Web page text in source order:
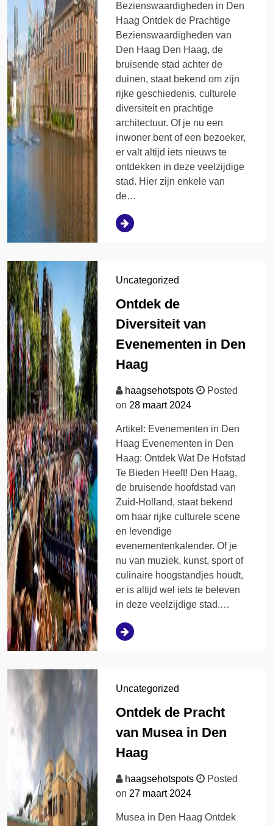
Bezienswaardigheden in Den
Haag Ontdek de Prachtige
Bezienswaardigheden van
Den Haag Den Haag, de
bruisende stad achter de
duinen, staat bekend om zijn
rijke geschiedenis, culturele
diversiteit en prachtige
architectuur. Of je nu een
inwoner bent of een bezoeker,
er valt altijd iets nieuws te
ontdekken in deze veelzijdige
stad. Hier zijn enkele van
de…
Uncategorized
Ontdek de
Diversiteit van
Evenementen in Den
Haag
haagsehotspots
Posted
on28 maart 2024
Artikel: Evenementen in Den
Haag Evenementen in Den
Haag: Ontdek Wat De Hofstad
Te Bieden Heeft! Den Haag,
de bruisende hoofdstad van
Zuid-Holland, staat bekend
om haar rijke culturele scene
en levendige
evenementenkalender. Of je
nu van muziek, kunst, sport of
culinaire hoogstandjes houdt,
er is altijd wel iets te beleven
in deze veelzijdige stad.…
Uncategorized
Ontdek de Pracht
van Musea in Den
Haag
haagsehotspots
Posted
on27 maart 2024
Musea in Den Haag Ontdek